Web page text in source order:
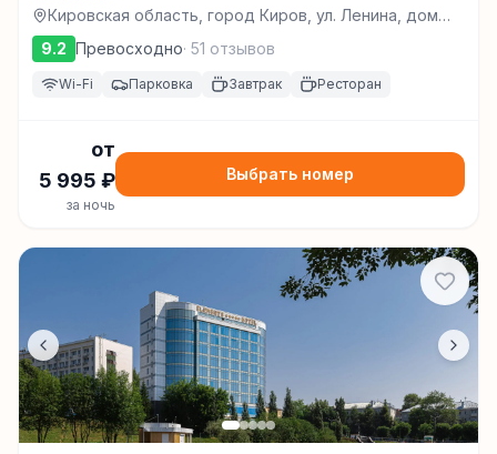
Кировская область, город Киров, ул. Ленина, дом
80, Киров
9.2 Превосходно· 51 отзывов
Wi-Fi Парковка Завтрак Ресторан
от
5 995 ₽
за ночь
Выбрать номер